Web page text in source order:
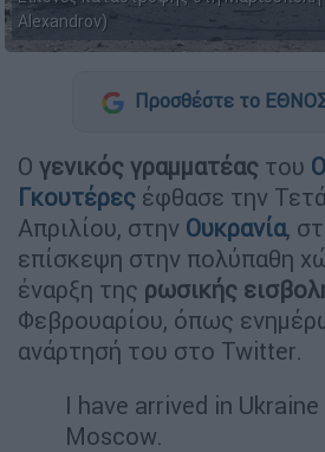
Alexandrov)
Προσθέστε το
Ο γενικός γραμματέας του
Γκουτέρες έφθασε την
Απριλίου, στην Ουκρανία,
επίσκεψη στην πολύπαθη
έναρξη της ρωσικής
Φεβρουαρίου, όπως
ανάρτησή του στο Twitter.
I have arrived in
Moscow.